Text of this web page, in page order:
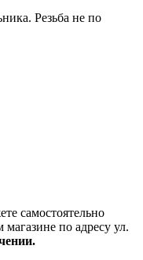
Резьба не по
самостоятельно
по адресу ул.